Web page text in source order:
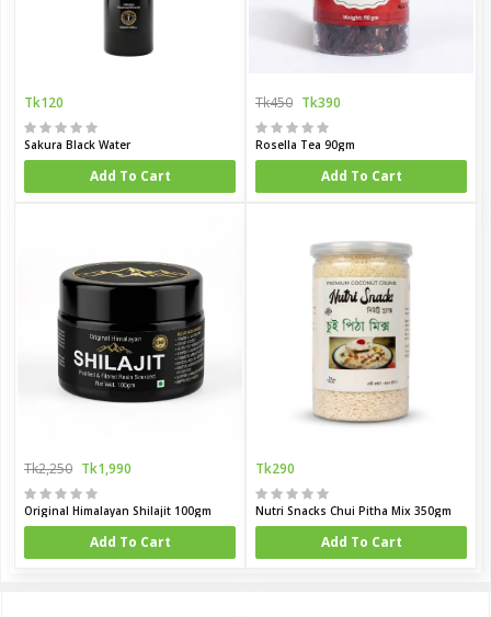
Tk120
Sakura Black Water
Add To Cart
Tk450 Tk390
Rosella Tea 90gm
Add To Cart
Tk2,250 Tk1,990
Original Himalayan Shilajit 100gm
Add To Cart
Tk290
Nutri Snacks Chui Pitha Mix 350gm
Add To Cart